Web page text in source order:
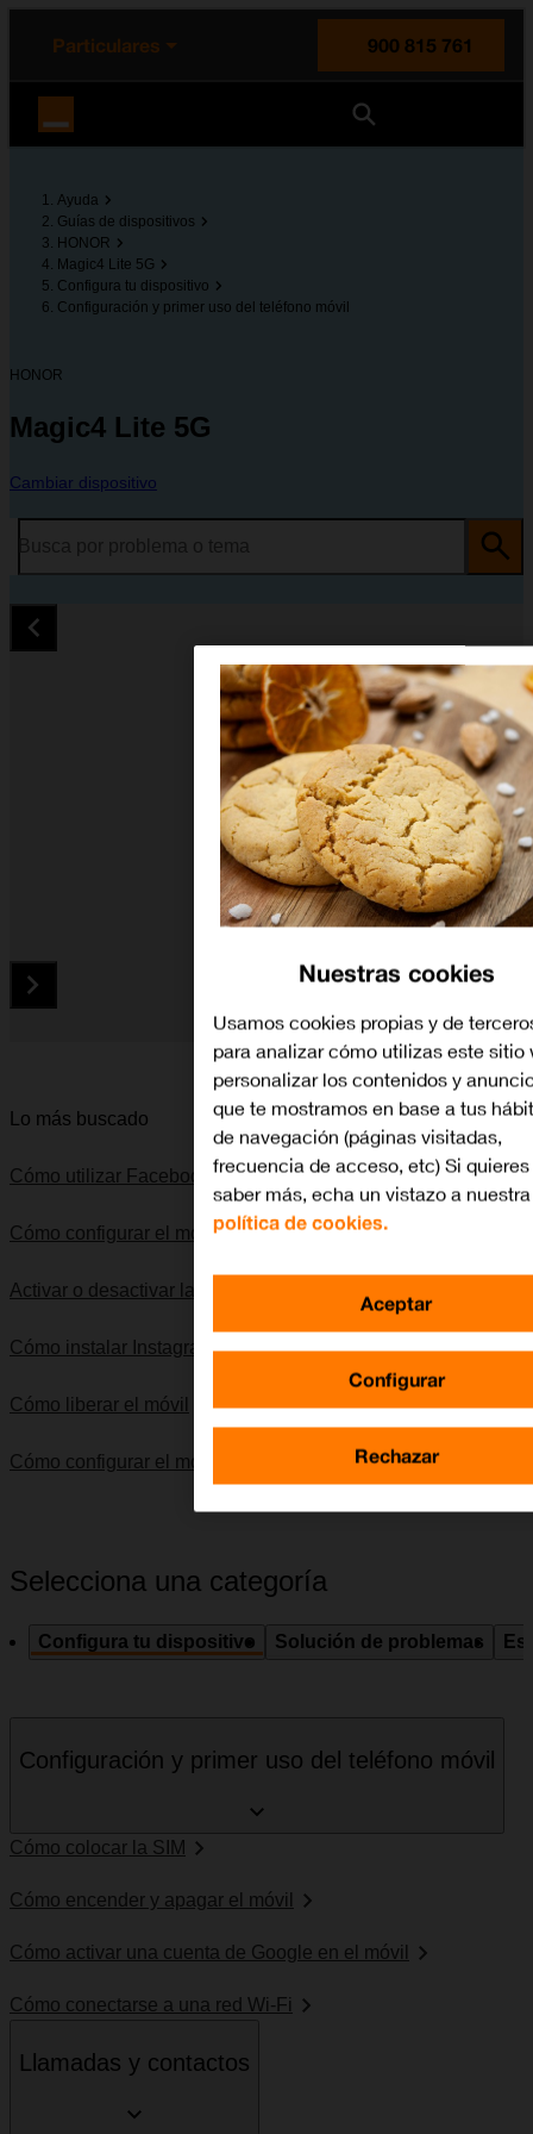
principal
la página
Particulares
900 815 761
Ayuda
Guías de dispositivos
HONOR
Magic4 Lite 5G
Configura tu dispositivo
Configuración y primer uso del teléfono móvil
HONOR
Magic4 Lite 5G
Cambiar dispositivo
Diapositiva 1 de 5. HONOR Magic4 Lite 5G - MidnightBlue -
Lo más buscado
Cómo utilizar Facebook
Cómo configurar el móvil para internet
Activar o desactivar la identificación de llamadas
Cómo instalar Instagram
Cómo liberar el móvil
Cómo configurar el móvil para MMS
Selecciona una categoría
Configura tu dispositivo Solución de problemas
Configuración y primer uso del teléfono móvil
Cómo colocar la SIM
Cómo encender y apagar el móvil
Cómo activar una cuenta de Google en el móvil
Cómo conectarse a una red Wi-Fi
Llamadas y contactos
Nuestras cookies
Usamos cookies propias y de
para analizar cómo utilizas este sitio
personalizar los contenidos y
que te mostramos en base a tus
de navegación (páginas visitadas,
frecuencia de acceso, etc) Si quieres
saber más, echa un vistazo a nuestra
política de cookies.
Configurar
Rechazar
Aceptar